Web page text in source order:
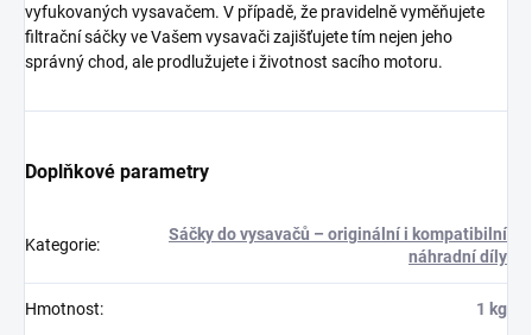
vyfukovaných vysavačem. V případě, že pravidelně vyměňujete
filtrační sáčky ve Vašem vysavači zajišťujete tím nejen jeho
správný chod, ale prodlužujete i životnost sacího motoru.
Doplňkové parametry
Kategorie:
Sáčky do vysavačů – originální i kompatibilní
náhradní díly
Hmotnost: 1 kg